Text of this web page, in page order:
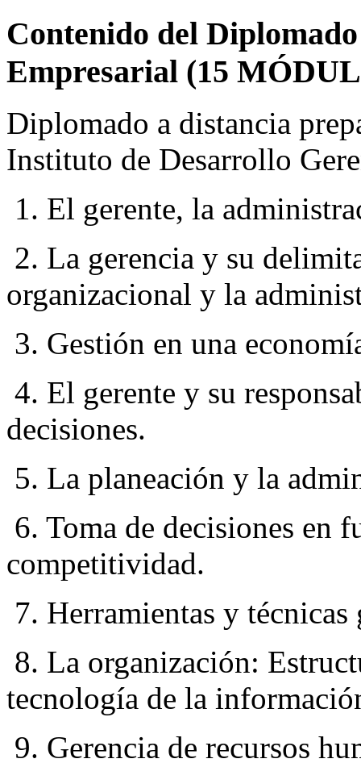
Contenido del
Empresarial (15
Diplomado a distancia
Instituto de Desarrollo
1. El gerente, la
2. La gerencia y su
organizacional y la
3. Gestión en una
4. El gerente y su
decisiones.
5. La planeación y la
6. Toma de decisiones en
competitividad.
7. Herramientas y
8. La organización:
tecnología de la
9. Gerencia de recursos